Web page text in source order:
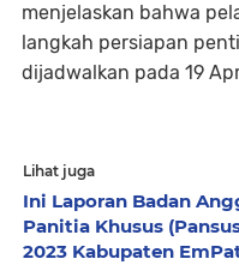
menjelaskan bahwa
langkah persiapan
dijadwalkan pada 19
Lihat juga
Ini Laporan Badan
Panitia Khusus
2023 Kabupaten